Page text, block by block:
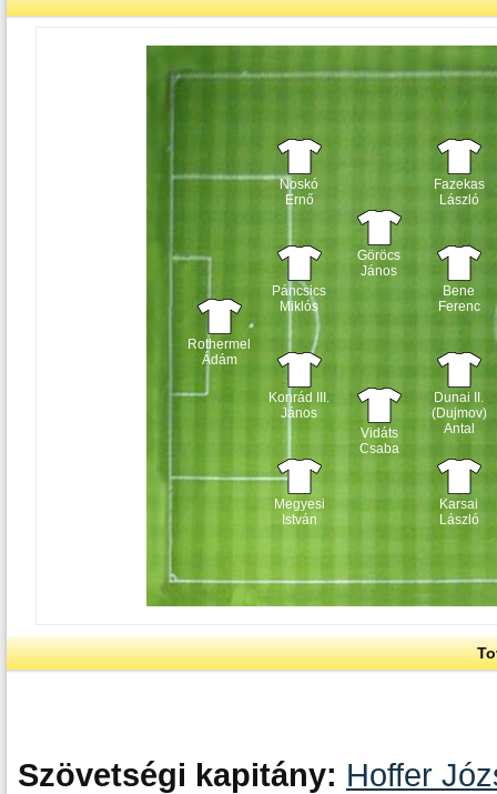
Rothermel
Ádám
Noskó
Ernő
Páncsics
Miklós
Konrád III.
János
Megyesi
István
Göröcs
János
Vidáts
Csaba
Fazekas
László
Bene
Ferenc
Dunai II.
(Dujmov)
Antal
Karsai
László
Szövetségi kapitány: Hoffer